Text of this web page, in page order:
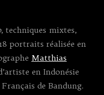
, techniques mixtes,
portraits réalisée en
Matthias
en Indonésie
de Bandung.